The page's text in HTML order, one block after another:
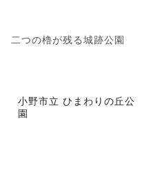
二つの櫓が残る城跡公園
小野市立 ひまわりの丘公
園